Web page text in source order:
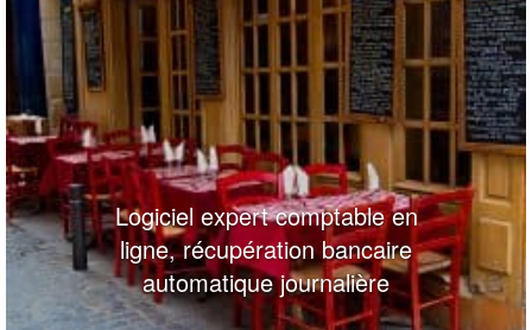
Logiciel expert comptable en
ligne, récupération bancaire
automatique journalière